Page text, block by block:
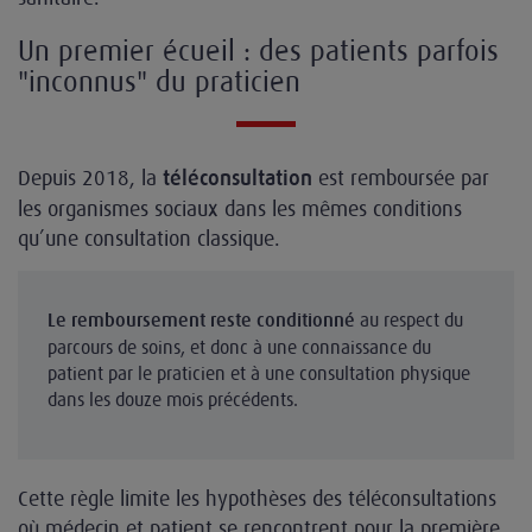
Un premier écueil : des patients parfois
"inconnus" du praticien
Depuis 2018, la téléconsultation est remboursée par
les organismes sociaux dans les mêmes conditions
qu’une consultation classique.
Le remboursement reste conditionné au respect du
parcours de soins, et donc à une connaissance du
patient par le praticien et à une consultation physique
dans les douze mois précédents.
Cette règle limite les hypothèses des téléconsultations